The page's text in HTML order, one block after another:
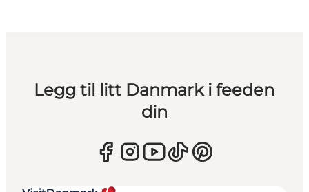
Legg til litt Danmark i feeden
din